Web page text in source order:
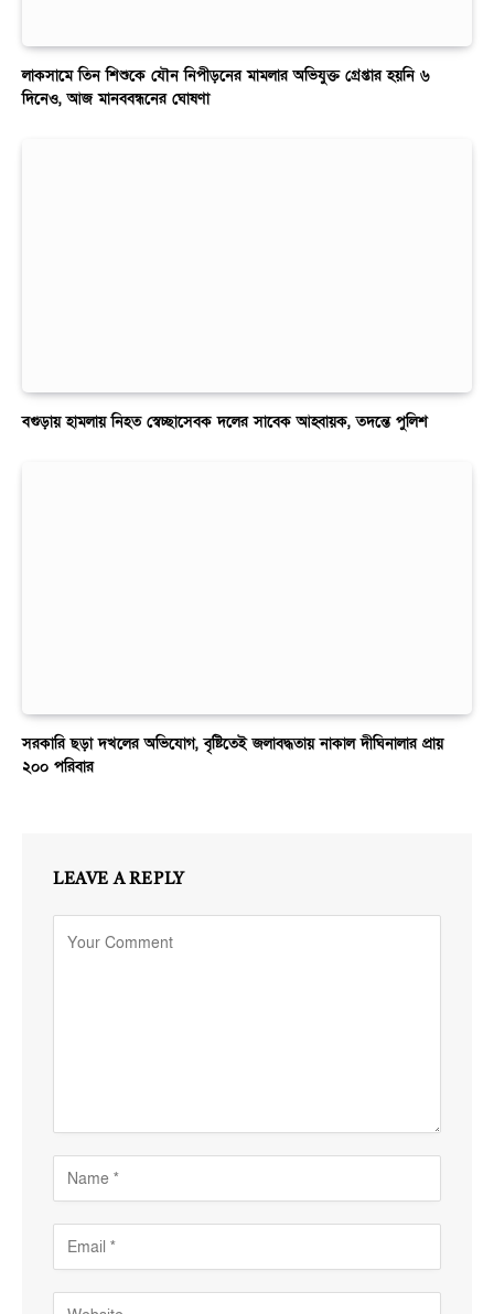
লাকসামে তিন শিশুকে যৌন নিপীড়নের মামলার অভিযুক্ত গ্রেপ্তার হয়নি ৬
দিনেও, আজ মানববন্ধনের ঘোষণা
বগুড়ায় হামলায় নিহত স্বেচ্ছাসেবক দলের সাবেক আহ্বায়ক, তদন্তে পুলিশ
সরকারি ছড়া দখলের অভিযোগ, বৃষ্টিতেই জলাবদ্ধতায় নাকাল দীঘিনালার প্রায়
২০০ পরিবার
LEAVE A REPLY